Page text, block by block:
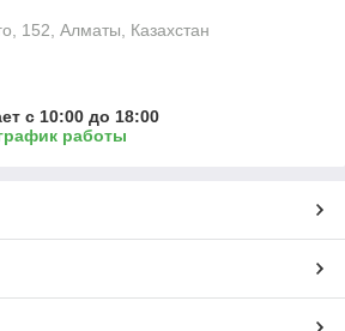
152, Алматы, Казахстан
с 10:00 до 18:00
работы